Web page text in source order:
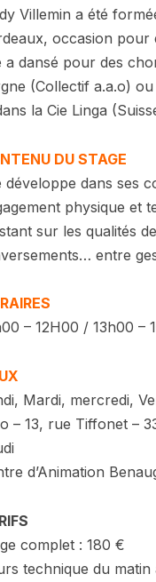
Villemin a été
occasion pour
a dansé pour des
(Collectif a.a.o)
la Cie Linga
DU STAGE
développe dans ses
physique et
sur les qualités
entre
– 12H00 / 13h00 –
Mardi, mercredi,
– 13, rue Tiffonet –
d’Animation
complet : 180 €
technique du matin